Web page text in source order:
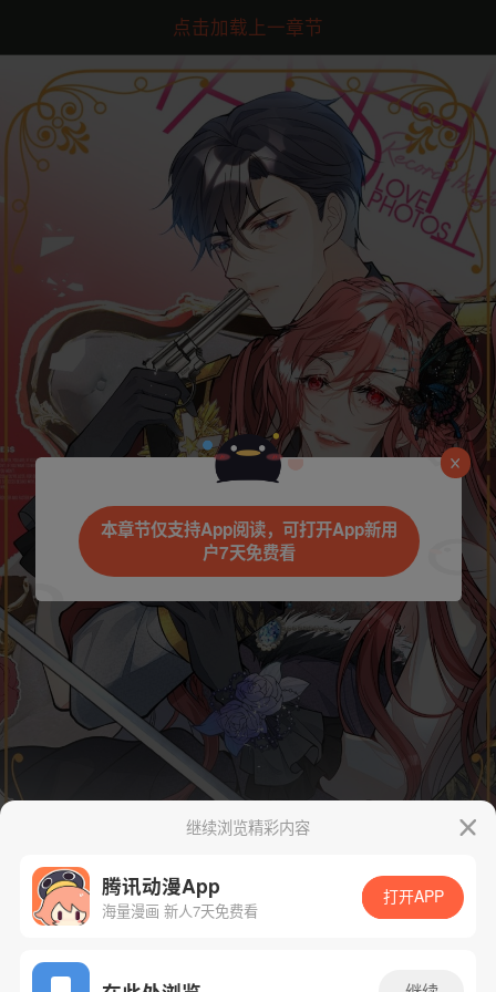
点击加载上一章节
App免费看
继续浏览精彩内容
腾讯动漫App
海量漫画 新人7天免费看
打开APP
本章节仅支持App阅读，可打开App新用
户7天免费看